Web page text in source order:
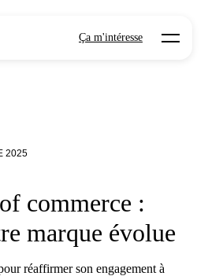
Ça m'intéresse Open
2025
commerce :
marque évolue
réaffirmer son engagement à